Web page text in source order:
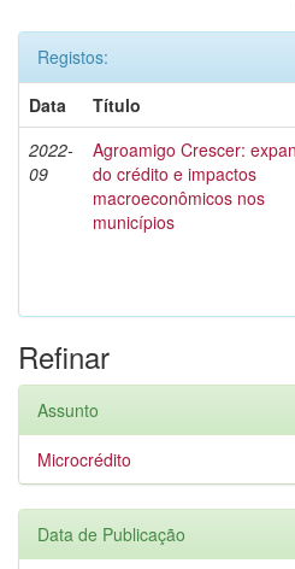
Registos:
Data
Título
2022-
09
Agroamigo Crescer:
do crédito e impactos
macroeconômicos nos
municípios
Refinar
Assunto
Microcrédito
Data de Publicação